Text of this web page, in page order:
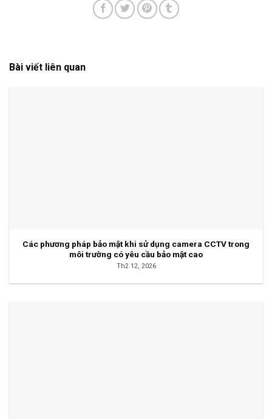
Bài viết liên quan
Các phương pháp bảo mật khi sử dụng camera CCTV trong
môi trường có yêu cầu bảo mật cao
Th2 12, 2026